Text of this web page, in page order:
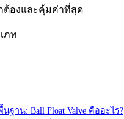
ต้องและคุ้มค่าที่สุด
ฐาน: Ball Float Valve คืออะไร?